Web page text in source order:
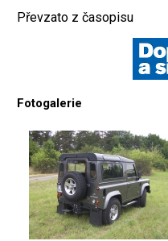
Převzato z časopisu
Fotogalerie